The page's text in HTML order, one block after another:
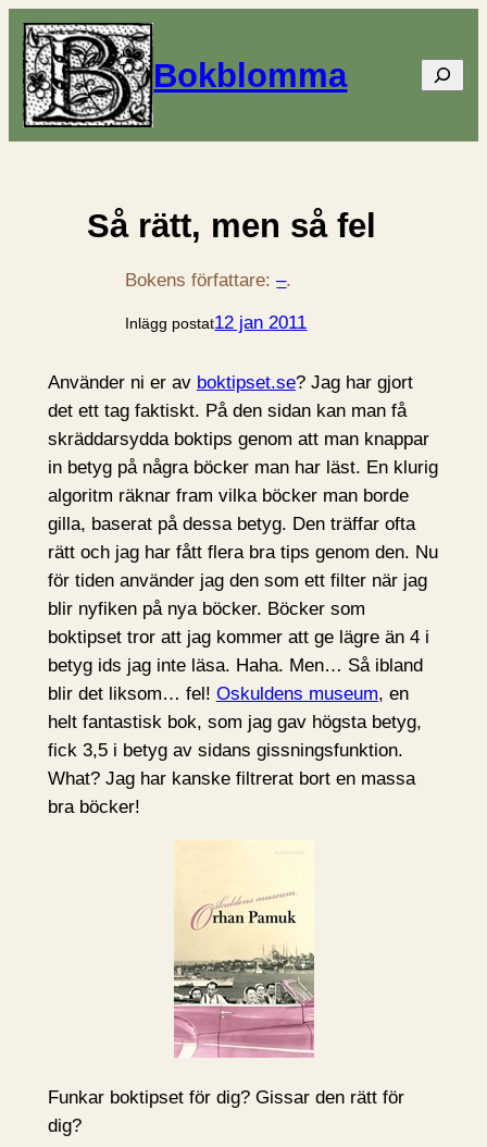
Bokblomma Sök
Så rätt, men så fel
Bokens författare:–.
Inlägg postat12 jan 2011
Använder ni er av boktipset.se? Jag har gjort
det ett tag faktiskt. På den sidan kan man få
skräddarsydda boktips genom att man knappar
in betyg på några böcker man har läst. En klurig
algoritm räknar fram vilka böcker man borde
gilla, baserat på dessa betyg. Den träffar ofta
rätt och jag har fått flera bra tips genom den. Nu
för tiden använder jag den som ett filter när jag
blir nyfiken på nya böcker. Böcker som
boktipset tror att jag kommer att ge lägre än 4 i
betyg ids jag inte läsa. Haha. Men… Så ibland
blir det liksom… fel! Oskuldens museum, en
helt fantastisk bok, som jag gav högsta betyg,
fick 3,5 i betyg av sidans gissningsfunktion.
What? Jag har kanske filtrerat bort en massa
bra böcker!
Funkar boktipset för dig? Gissar den rätt för
dig?